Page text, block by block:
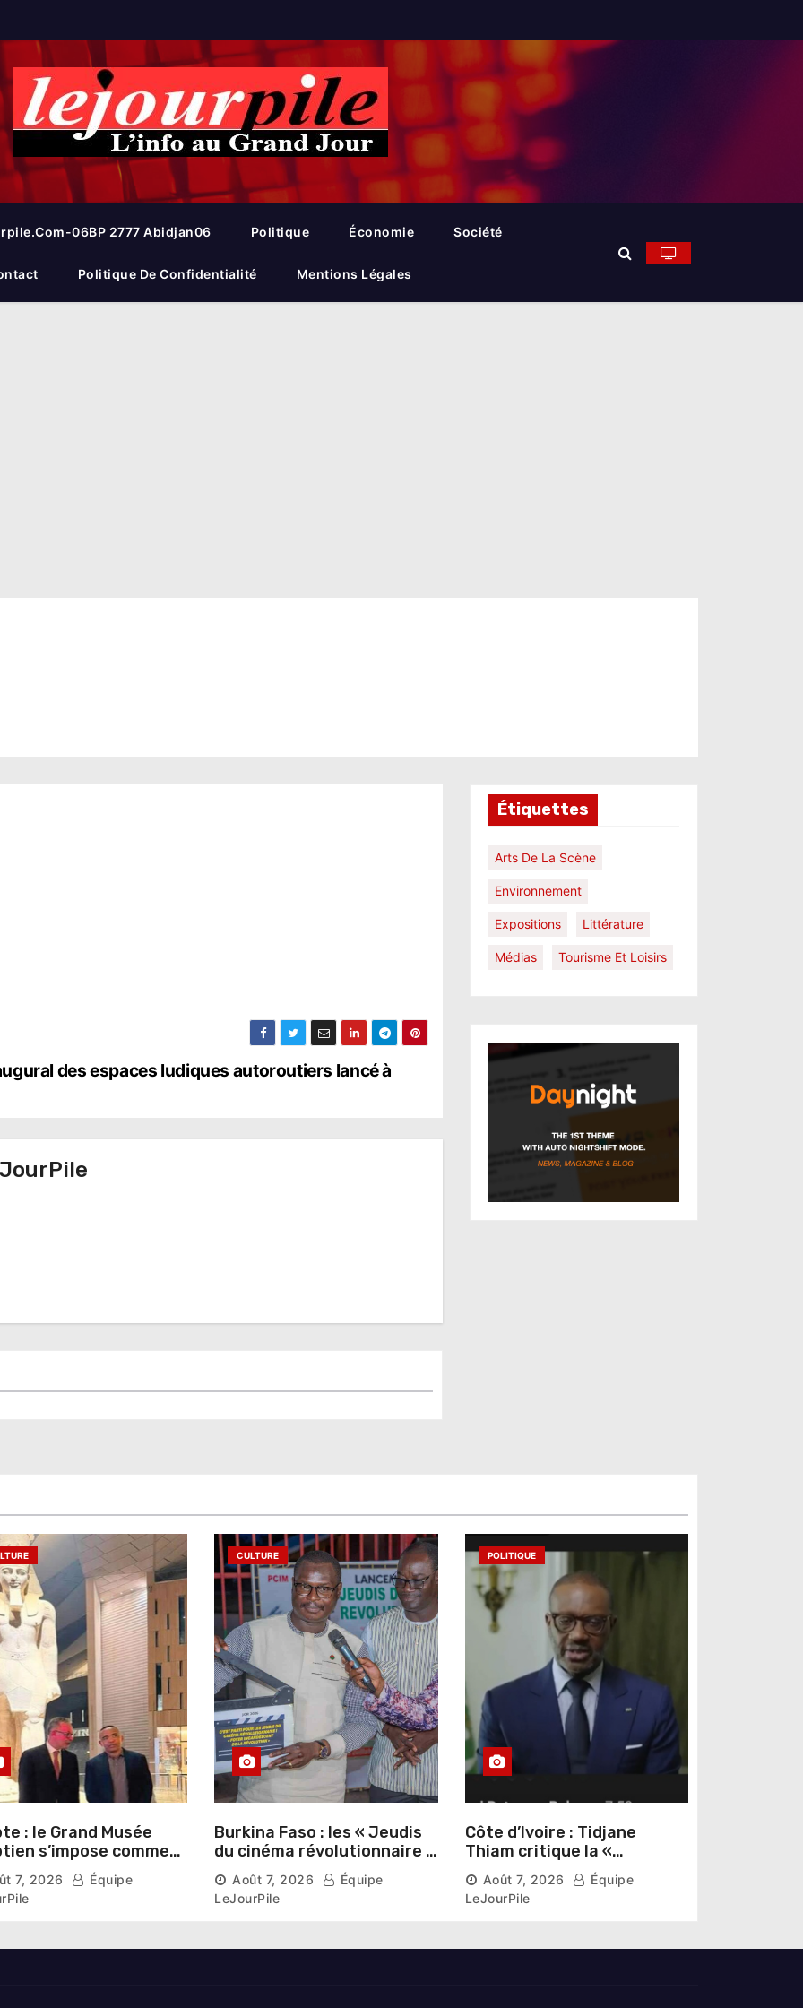
06BP 2777 Abidjan06 Politique Économie Société
Politique De Confidentialité Mentions Légales
des espaces ludiques autoroutiers lancé à
Étiquettes
Arts De La Scène
Environnement
Expositions Littérature
Médias Tourisme Et Loisirs
: le Grand Musée
s’impose comme
du patrimoine
auprès des
étrangers
7, 2026
Équipe
CULTURE
Burkina Faso : les « Jeudis
du cinéma révolutionnaire »
lancés au Mémorial Thomas
Sankara
Août 7, 2026
Équipe
LeJourPile
POLITIQUE
Côte d’Ivoire : Tidjane
Thiam critique la «
judiciarisation » de la
politique et appelle à
poursuivre l’apaisement
Août 7, 2026
Équipe
LeJourPile